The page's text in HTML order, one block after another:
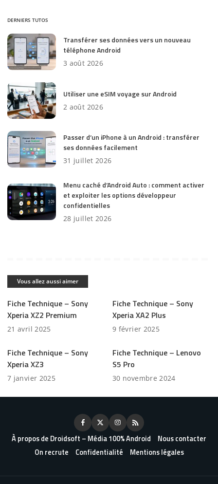
DERNIERS TUTOS
Transférer ses données vers un nouveau
téléphone Android
3 août 2026
Utiliser une eSIM voyage sur Android
2 août 2026
Passer d’un iPhone à un Android : transférer
ses données facilement
31 juillet 2026
Menu caché d’Android Auto : comment activer
et exploiter les options développeur
confidentielles
28 juillet 2026
Vous allez aussi aimer
Fiche Technique – Sony
Xperia XZ2 Premium
21 avril 2025
Fiche Technique – Sony
Xperia XA2 Plus
9 février 2025
Fiche Technique – Sony
Xperia XZ3
7 janvier 2025
Fiche Technique – Lenovo
S5 Pro
30 novembre 2024
À propos de Droidsoft – Média 100% Android
Nous contacter
On recrute
Confidentialité Mentions légales